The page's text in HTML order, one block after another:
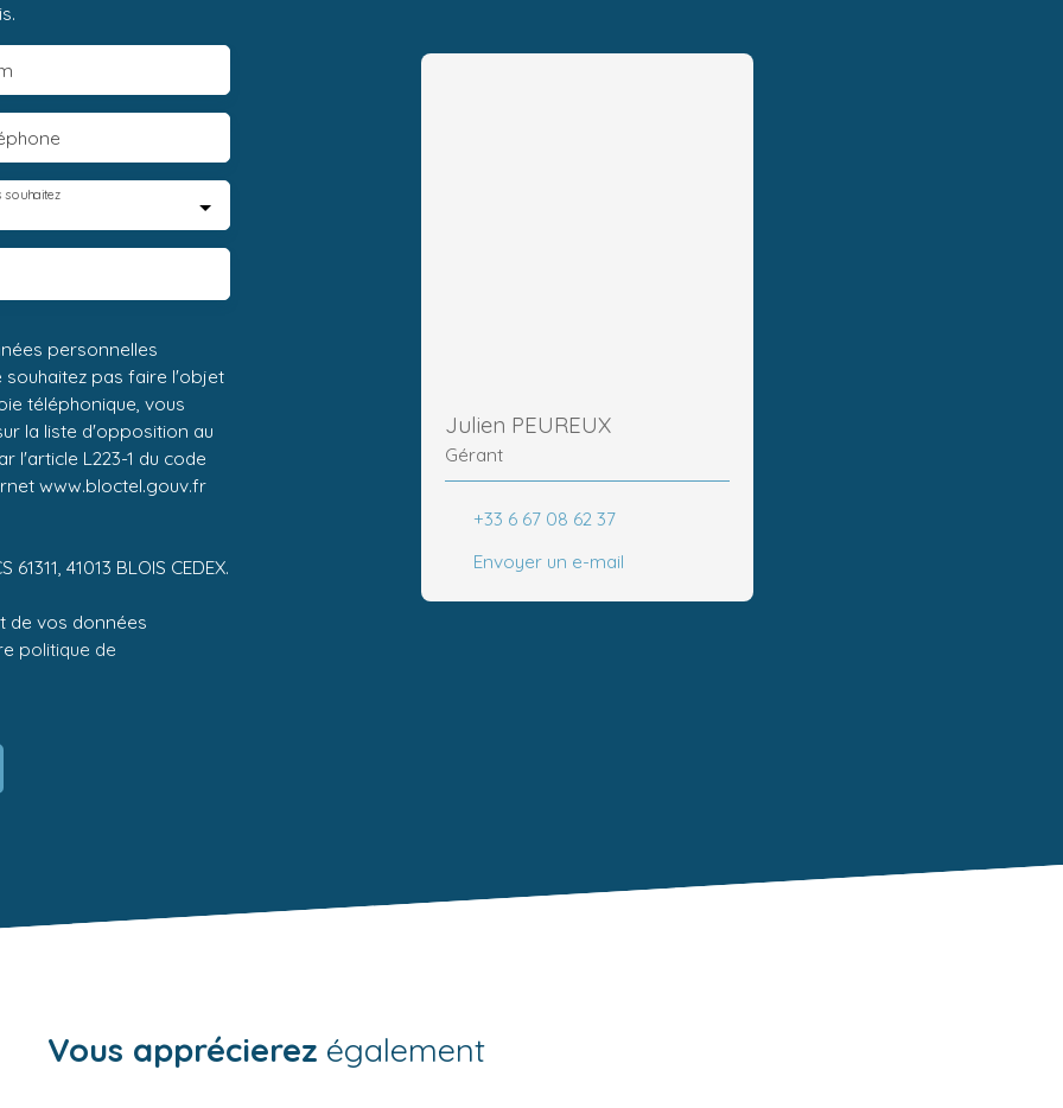
souhaitez
personnelles
souhaitez pas faire l'objet
téléphonique, vous
la liste d'opposition au
l'article L223-1 du code
www.bloctel.gouv.fr
41013 BLOIS CEDEX.
de vos données
politique de
Julien PEUREUX
Gérant
+33 6 67 08 62 37
Envoyer un e-mail
Vous apprécierez également